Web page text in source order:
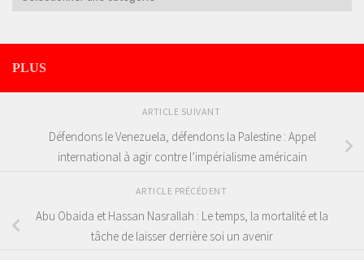
PLUS
ARTICLE SUIVANT
Défendons le Venezuela, défendons la Palestine : Appel
international à agir contre l’impérialisme américain
ARTICLE PRÉCÉDENT
Abu Obaida et Hassan Nasrallah : Le temps, la mortalité et la
tâche de laisser derrière soi un avenir